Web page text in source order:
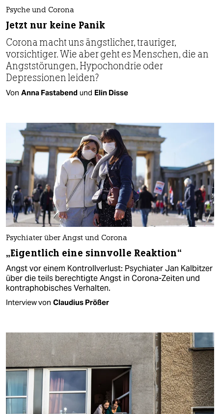
Psyche und Corona
Jetzt nur keine Panik
Corona macht uns ängstlicher, trauriger,
vorsichtiger. Wie aber geht es Menschen, die an
Angststörungen, Hypochondrie oder
Depressionen leiden?
Von Anna Fastabend und Elin Disse
Psychiater über Angst und Corona
„Eigentlich eine sinnvolle Reaktion“
Angst vor einem Kontrollverlust: Psychiater Jan Kalbitzer
über die teils berechtigte Angst in Corona-Zeiten und
kontraphobisches Verhalten.
Interview von Claudius Prößer